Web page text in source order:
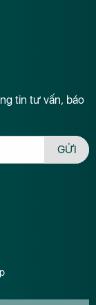
tin tư vấn, báo
GỬI